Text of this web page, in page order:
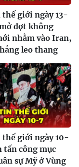
giới ngày 13-
đợt không
nhằm vào Iran,
leo thang
thế giới ngày 10-
tấn công mục
sự Mỹ ở Vùng